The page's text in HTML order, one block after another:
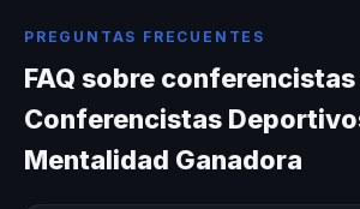
PREGUNTAS FRECUENTES
FAQ sobre
Conferencistas
Mentalidad Ganadora